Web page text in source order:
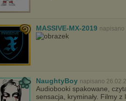
MASSIVE-MX-2019 napisano
NaughtyBoy napisano
Audiobooki spakowane,
sensacja, kryminały. Filmy